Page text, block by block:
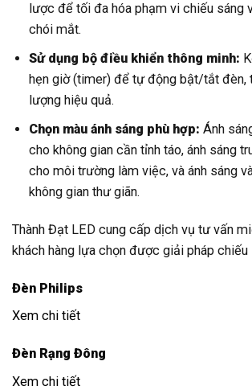
lược để tối đa hóa phạm vi chiếu sáng
chói mắt.
Sử dụng bộ điều khiển thông minh:
hẹn giờ (timer) để tự động bật/tắt đèn,
lượng hiệu quả.
Chọn màu ánh sáng phù hợp: Ánh
cho không gian cần tỉnh táo, ánh sáng
cho môi trường làm việc, và ánh sáng
không gian thư giãn.
Thành Đạt LED cung cấp dịch vụ tư vấn
khách hàng lựa chọn được giải pháp chiếu
Đèn Philips
Xem chi tiết
Đèn Rạng Đông
Xem chi tiết